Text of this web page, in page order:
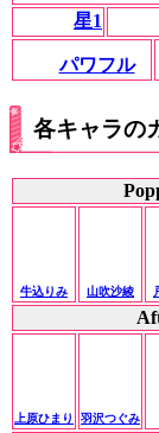
星1
パワフル
各キャラの
牛込りみ 山吹沙綾
上原ひまり 羽沢つぐみ